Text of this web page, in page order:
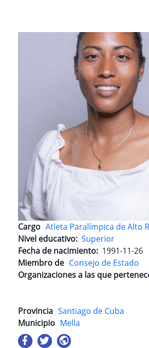
Cargo Atleta Paralímpica de Alto
Nivel educativo Superior
Fecha de nacimiento 1991-11-26
Miembro de Consejo de Estado
Organizaciones a las que
Provincia Santiago de Cuba
Municipio Mella